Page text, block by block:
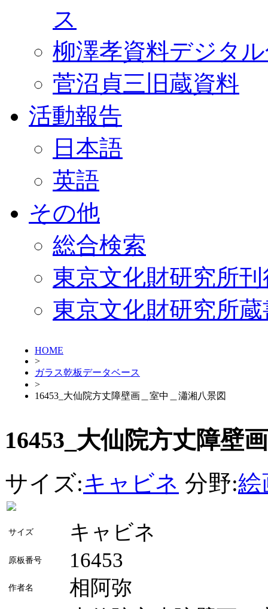
ス
柳澤孝資料デジタ
菅沼貞三旧蔵資料
活動報告
日本語
英語
その他
総合検索
東京文化財研究所
東京文化財研究所
HOME
>
ガラス乾板データベース
>
16453_大仙院方丈障壁画＿室中＿瀟湘八景図
16453_大仙院方丈障壁
サイズ:キャビネ 分野:絵
サイズ キャビネ
原板番号 16453
作者名
相阿弥